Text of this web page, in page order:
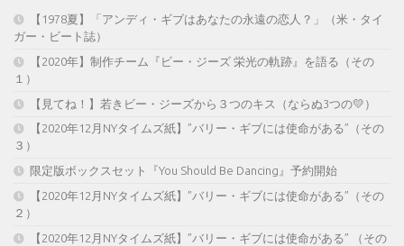
【1978夏】「アンディ・ギブはあなたの永遠の恋人？」（米・タイ
ガー・ビート誌）
【2020年】制作チーム『ビー・ジーズ 栄光の軌跡』を語る（その
１）
【見てね！】若きビー・ジーズから３つのキス（ならぬ3つの💛）
【2020年12月NYタイムズ紙】”バリー・ギブには使命がある”（その
３）
限定版ボックスセット『You Should Be Dancing』予約開始
【2020年12月NYタイムズ紙】”バリー・ギブには使命がある”（その
２）
【2020年12月NYタイムズ紙】”バリー・ギブには使命がある” （その